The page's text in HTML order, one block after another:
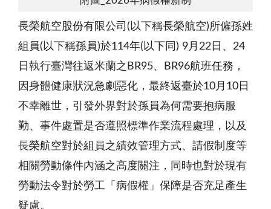
長榮航空股份有限公司(以下稱長榮航空)所僱孫姓
組員(以下稱孫員)於114年(以下同) 9月22日、24
日執行臺灣往返米蘭之BR95、BR96航班任務，
因身體健康狀況急劇惡化，最終返臺於10月10日
不幸離世，引發外界對於孫員為何需要抱病服
勤、事件處置是否遵照標準作業流程處理，以及
長榮航空對於組員之績效管理方式、請假制度等
相關勞動條件內涵之高度關注，同時也對於現有
勞動法令對於勞工「病假權」保障是否充足產生
疑慮。